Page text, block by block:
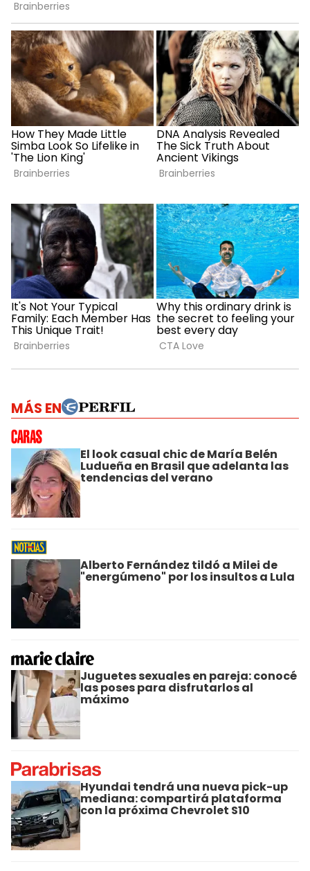
MÁS EN
El look casual chic de María Belén
Ludueña en Brasil que adelanta las
tendencias del verano
Alberto Fernández tildó a Milei de
"energúmeno" por los insultos a Lula
Juguetes sexuales en pareja: conocé
las poses para disfrutarlos al
máximo
Hyundai tendrá una nueva pick-up
mediana: compartirá plataforma
con la próxima Chevrolet S10